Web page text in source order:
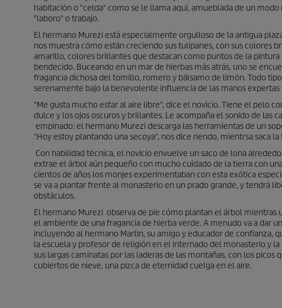
habitación o "celda" como se le llama aquí, amueblada de un modo
"laboro" o trabajo.
El hermano Murezi está especialmente orgulloso de la antigua
nos muestra cómo están creciendo sus tulipanes, con sus colores
amarillo, colores brillantes que destacan como puntos de la pintura
bendecido. Buceando en un mar de hierbas más atrás, uno se
fragancia dichosa del tomillo, romero y bálsamo de limón. Todo
serenamente bajo la benevolente influencia de las manos
"Me gusta mucho estar al aire libre", dice el novicio. Tiene el pelo
dulce y los ojos oscuros y brillantes. Le acompaña el sonido de las
empinado: el hermano Murezi descarga las herramientas de un
"Hoy estoy plantando una secoya", nos dice riendo, mientrsa saca
Con habilidad técnica, el novicio envuelve un saco de lona
extrae el árbol aún pequeño con mucho cuidado de la tierra con
cientos de años los monjes experimentaban con esta exótica
se va a plantar frente al monasterio en un prado grande, y tendrá
obstáculos.
El hermano Murezi observa de pie cómo plantan el árbol mientras
el ambiente de una fragancia de hierba verde. A menudo va a dar
incluyendo al hermano Martin, su amigo y educador de confianza,
la escuela y profesor de religión en el internado del monasterio y la
sus largas caminatas por las laderas de las montañas, con los picos
cubiertos de nieve, una pizca de eternidad cuelga en el aire.